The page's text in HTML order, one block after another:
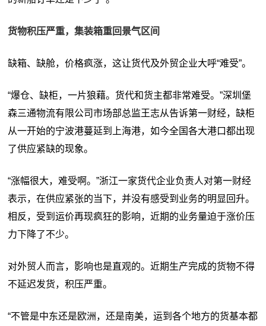
货物积压严重，集装箱重回景气区间
缺箱、缺舱，价格疯涨，这让货代及外贸企业大呼“难受”。
“爆仓、缺柜，一片狼藉。货代和货主都非常难受。”深圳堡
森三通物流有限公司市场部总监王志从告诉第一财经，缺柜
从一开始的宁波港蔓延到上海港，如今全国各大港口都出现
了供应紧缺的现象。
“涨幅很大，难受啊。”浙江一家货代企业负责人对第一财经
表示，在供应紧张的当下，并没有感受到业务的明显回升。
相反，受到运价再现疯狂的影响，近期的业务量迫于涨价压
力下降了不少。
对外贸人而言，影响也是直观的。近期生产完成的货物不得
不延迟发货，积压严重。
“不管是中东还是欧洲，还是南美，运到各个地方的货基本都